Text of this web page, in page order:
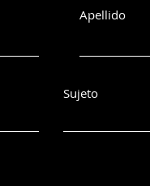
Apellido
Sujeto